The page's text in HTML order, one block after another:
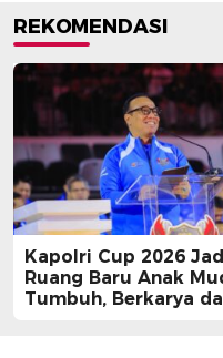
REKOMENDASI
Kapolri Cup 2026
Ruang Baru Anak
Tumbuh, Berkarya